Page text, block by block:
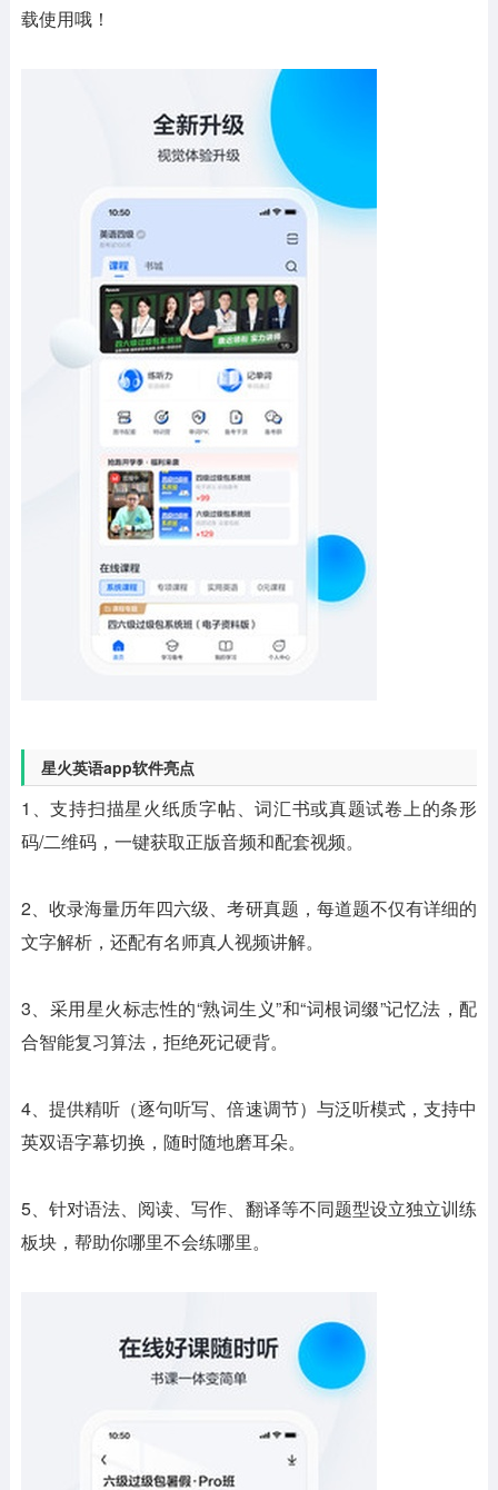
载使用哦！
星火英语app软件亮点
1、支持扫描星火纸质字帖、词汇书或真题试卷上的条形
码/二维码，一键获取正版音频和配套视频。
2、收录海量历年四六级、考研真题，每道题不仅有详细的
文字解析，还配有名师真人视频讲解。
3、采用星火标志性的“熟词生义”和“词根词缀”记忆法，配
合智能复习算法，拒绝死记硬背。
4、提供精听（逐句听写、倍速调节）与泛听模式，支持中
英双语字幕切换，随时随地磨耳朵。
5、针对语法、阅读、写作、翻译等不同题型设立独立训练
板块，帮助你哪里不会练哪里。